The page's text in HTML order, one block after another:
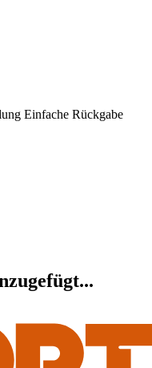
Einfache Rückgabe